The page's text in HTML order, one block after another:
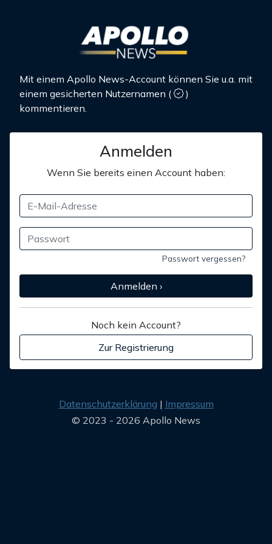
Mit einem Apollo News-Account können Sie u.a. mit
einem gesicherten Nutzernamen (
)
kommentieren.
Anmelden
Wenn Sie bereits einen Account haben:
Passwort vergessen?
Anmelden ›
Noch kein Account?
Zur Registrierung
Datenschutzerklärung
Impressum
© 2023 - 2026 Apollo News